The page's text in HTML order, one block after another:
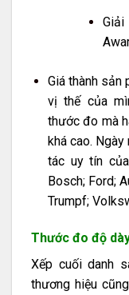
Giá thành sản
vị thế của
thước đo mà
khá cao.
tác uy tín
Bosch; Ford;
Trumpf;
Thước đo độ
Xếp cuối danh
thương hiệu